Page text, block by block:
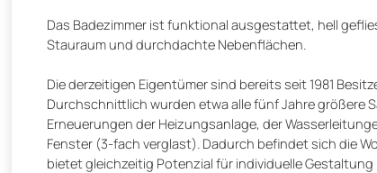
Das Badezimmer ist funktional ausgestattet, hell
Stauraum und durchdachte Nebenflächen.
Die derzeitigen Eigentümer sind bereits seit 1981
Durchschnittlich wurden etwa alle fünf Jahre größere
Erneuerungen der Heizungsanlage, der
Fenster (3-fach verglast). Dadurch befindet sich die
bietet gleichzeitig Potenzial für individuelle Gestaltung